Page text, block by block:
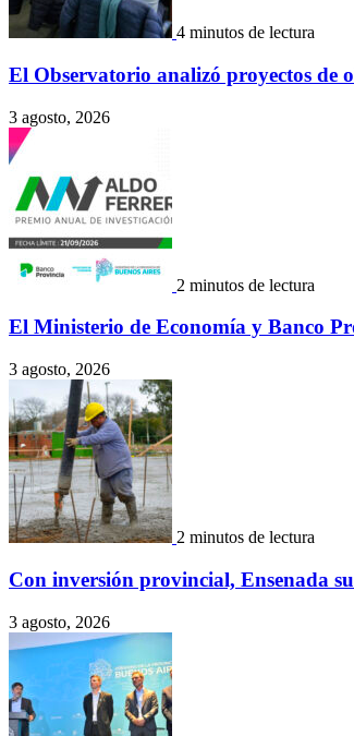
4 minutos de lectura
El Observatorio analizó proyectos de
3 agosto, 2026
2 minutos de lectura
El Ministerio de Economía y Banco
3 agosto, 2026
2 minutos de lectura
Con inversión provincial, Ensenada
3 agosto, 2026